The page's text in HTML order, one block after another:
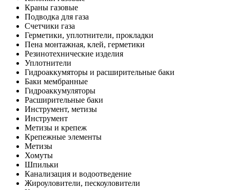
Краны газовые
Подводка для газа
Счетчики газа
Герметики, уплотнители, прокладки
Пена монтажная, клей, герметики
Резинотехнические изделия
Уплотнители
Гидроаккумяторы и расширительные баки
Баки мембранные
Гидроаккумуляторы
Расширительные баки
Инструмент, метизы
Инструмент
Метизы и крепеж
Крепежные элементы
Метизы
Хомуты
Шпильки
Канализация и водоотведение
Жироуловители, пескоуловители